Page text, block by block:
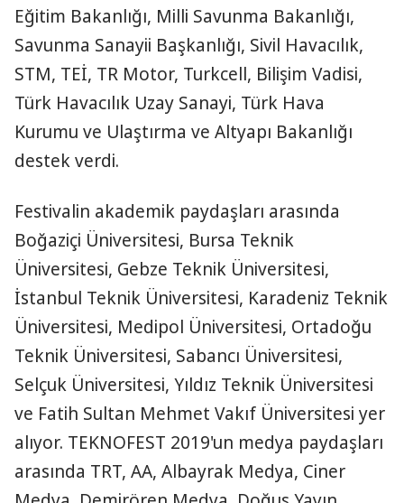
Eğitim Bakanlığı, Milli Savunma Bakanlığı,
Savunma Sanayii Başkanlığı, Sivil Havacılık,
STM, TEİ, TR Motor, Turkcell, Bilişim Vadisi,
Türk Havacılık Uzay Sanayi, Türk Hava
Kurumu ve Ulaştırma ve Altyapı Bakanlığı
destek verdi.
Festivalin akademik paydaşları arasında
Boğaziçi Üniversitesi, Bursa Teknik
Üniversitesi, Gebze Teknik Üniversitesi,
İstanbul Teknik Üniversitesi, Karadeniz Teknik
Üniversitesi, Medipol Üniversitesi, Ortadoğu
Teknik Üniversitesi, Sabancı Üniversitesi,
Selçuk Üniversitesi, Yıldız Teknik Üniversitesi
ve Fatih Sultan Mehmet Vakıf Üniversitesi yer
alıyor. TEKNOFEST 2019'un medya paydaşları
arasında TRT, AA, Albayrak Medya, Ciner